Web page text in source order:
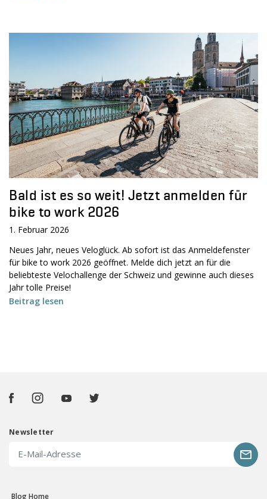
Bald ist es so weit! Jetzt anmelden für
bike to work 2026
1. Februar 2026
Neues Jahr, neues Veloglück. Ab sofort ist das Anmeldefenster
für bike to work 2026 geöffnet. Melde dich jetzt an für die
beliebteste Velochallenge der Schweiz und gewinne auch dieses
Jahr tolle Preise!
Beitrag lesen
Newsletter
Blog Home